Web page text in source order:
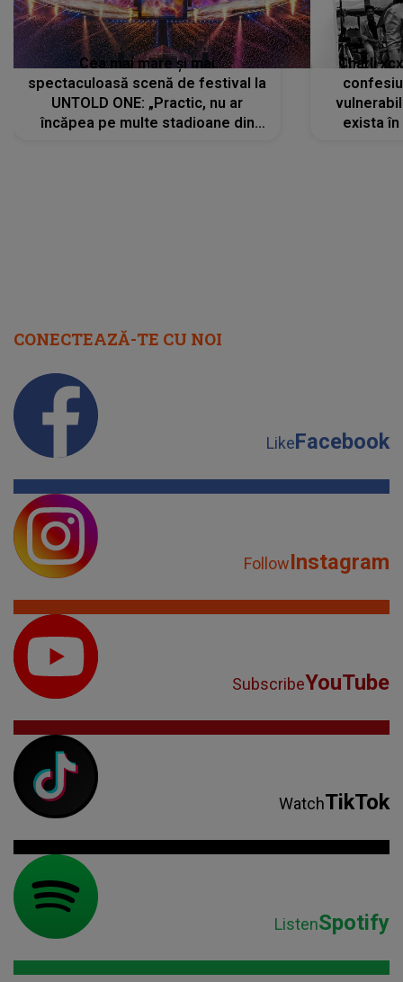
Cea mai mare și mai
spectaculoasă scenă de festival la
UNTOLD ONE: „Practic, nu ar
încăpea pe multe stadioane din
Charli
exista
CONECTEAZĂ-TE CU NOI
LikeFacebook
FollowInstagram
SubscribeYouTube
WatchTikTok
ListenSpotify